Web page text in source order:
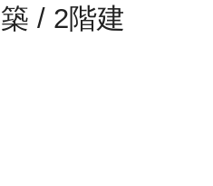
/ 2階建